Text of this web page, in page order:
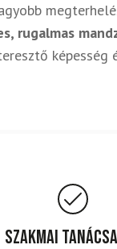
rugalmas
képesség
Szakmai